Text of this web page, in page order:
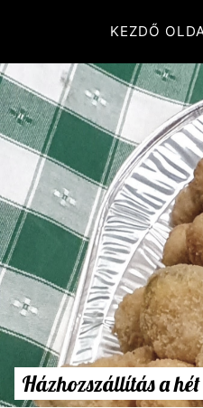
KEZDŐ
Házhozszállítás a